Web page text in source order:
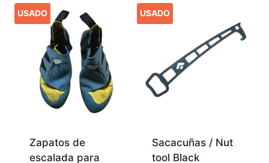
USADO
Zapatos de
escalada para
USADO
Sacacuñas / Nut
tool Black